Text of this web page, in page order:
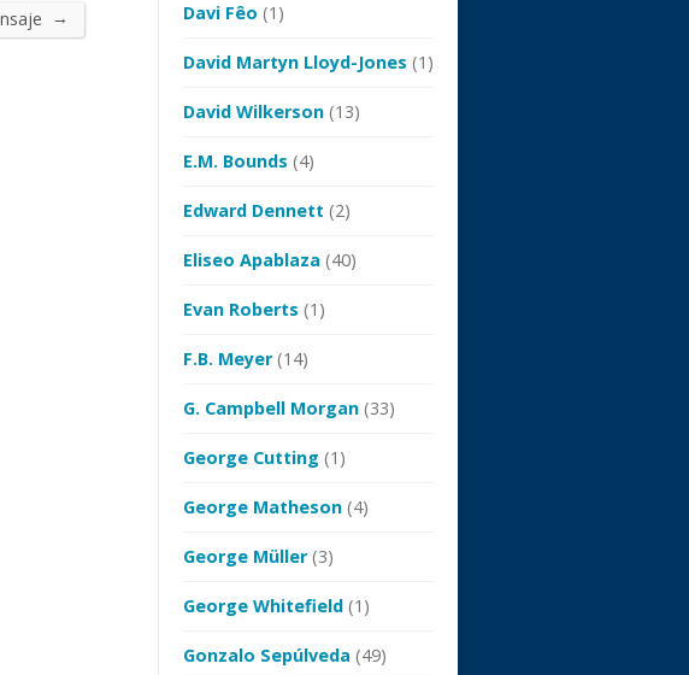
→ Davi Fêo (1)
David Martyn Lloyd-Jones (1)
David Wilkerson (13)
E.M. Bounds (4)
Edward Dennett (2)
Eliseo Apablaza (40)
Evan Roberts (1)
F.B. Meyer(14)
G. Campbell Morgan (33)
George Cutting (1)
George Matheson (4)
George Müller(3)
George Whitefield (1)
Gonzalo Sepúlveda (49)